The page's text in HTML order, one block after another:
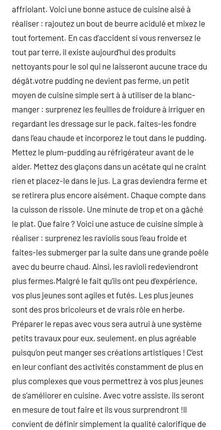
affriolant. Voici une bonne astuce de cuisine aisé à
réaliser : rajoutez un bout de beurre acidulé et mixez le
tout fortement. En cas d’accident si vous renversez le
tout par terre, il existe aujourd’hui des produits
nettoyants pour le sol qui ne laisseront aucune trace du
dégât.votre pudding ne devient pas ferme, un petit
moyen de cuisine simple sert à à utiliser de la blanc-
manger : surprenez les feuilles de froidure à irriguer en
regardant les dressage sur le pack, faites-les fondre
dans l’eau chaude et incorporez le tout dans le pudding.
Mettez le plum-pudding au réfrigérateur avant de le
aider. Mettez des glaçons dans un acétate qui ne craint
rien et placez-le dans le jus. La gras deviendra ferme et
se retirera plus encore aisément. Chaque compte dans
la cuisson de rissole. Une minute de trop et on a gâché
le plat. Que faire ? Voici une astuce de cuisine simple à
réaliser : surprenez les raviolis sous l’eau froide et
faites-les submerger par la suite dans une grande poêle
avec du beurre chaud. Ainsi, les ravioli redeviendront
plus fermes.Malgré le fait qu’ils ont peu d’expérience,
vos plus jeunes sont agiles et futés. Les plus jeunes
sont des pros bricoleurs et de vrais rôle en herbe.
Préparer le repas avec vous sera autrui à une système
petits travaux pour eux, seulement, en plus agréable
puisqu’on peut manger ses créations artistiques ! C’est
en leur confiant des activités constamment de plus en
plus complexes que vous permettrez à vos plus jeunes
de s’améliorer en cuisine. Avec votre assiste, ils seront
en mesure de tout faire et ils vous surprendront !Il
convient de définir simplement la qualité calorifique de